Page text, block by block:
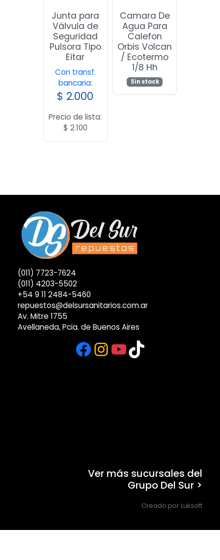
Junta para
Válvula de
Seguridad
Pulsora Tipo
Eitar
Con transf.
bancaria:
$ 2.000
Precio de lista:
$ 2.100
Camara De
Agua Para
Calefon
Orbis Volcan
/ Ecotermo
1/8 Hh
Sin stock
(011) 7723-7624
(011) 4203-5502
+54 9 11 2484-5460
repuestos@delsursanitarios.com.ar
Av. Mitre 1755
Avellaneda, Pcia. de Buenos Aires
Facebook
Instagram
YouTube
TikTok
Ver más sucursales del
Grupo Del Sur >
Creado por Luksoft